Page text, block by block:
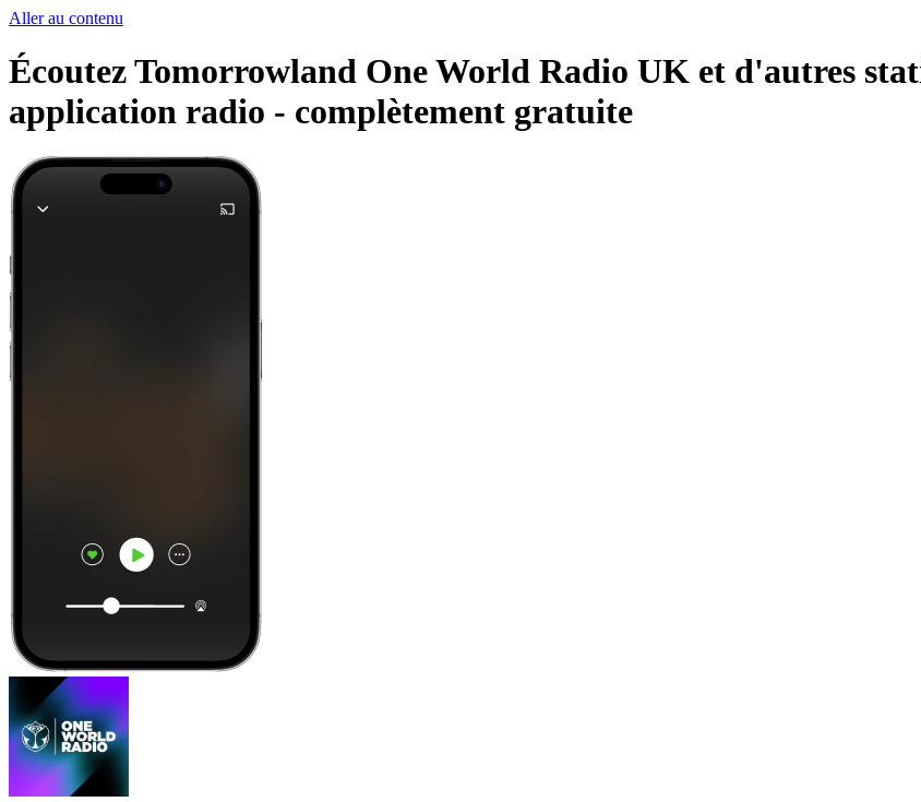
Aller au contenu
Écoutez Tomorrowland One World Radio UK et d'autres
application radio - complètement gratuite